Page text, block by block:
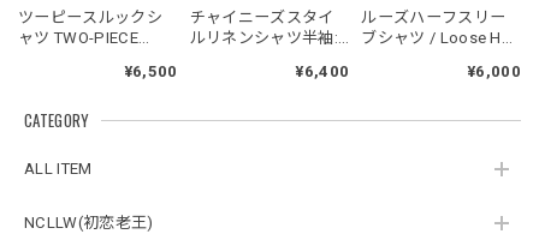
CATEGORY
ALL ITEM
NCLLW(初恋老王)
NCLLW オリジナルドッグタグネックレス / NCLLW Original Dog Tag Necklace
2026/05/27
ツーピースルックシ
ャツ TWO-PIECE
¥6,500
チャイニーズスタイ
ルリネンシャツ半袖:
¥6,400
ルーズハーフスリー
ブシャツ / Loose Half
¥6,000